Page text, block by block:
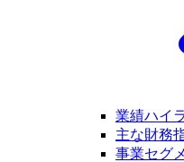
業績ハイ
主な財務
事業セグ